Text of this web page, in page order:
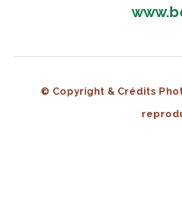
© Copyright & Crédits